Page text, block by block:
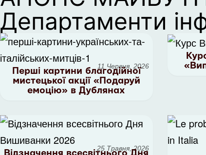
Департаменти
11 Червня, 2026
Перші картини благодійної
мистецької акції «Подаруй
емоцію» в Дублянах
25 Травня, 2026